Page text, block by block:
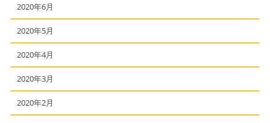
2020年6月
2020年5月
2020年4月
2020年3月
2020年2月